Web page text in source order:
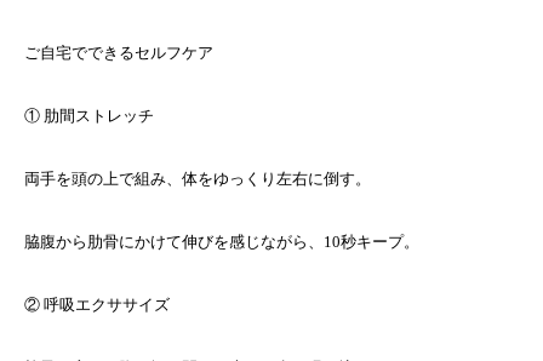
ご自宅でできるセルフケア
① 肋間ストレッチ
両手を頭の上で組み、体をゆっくり左右に倒す。
脇腹から肋骨にかけて伸びを感じながら、10秒キープ。
② 呼吸エクササイズ